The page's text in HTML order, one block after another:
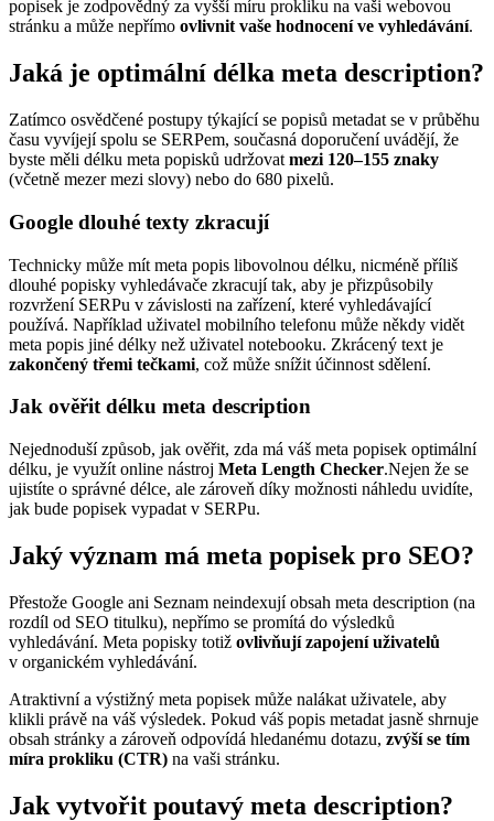
popisek je zodpovědný za vyšší míru prokliku na vaši webovou
stránku a může nepřímo ovlivnit vaše hodnocení ve vyhledávání.
Jaká je optimální délka meta description?
Zatímco osvědčené postupy týkající se popisů metadat se v průběhu
času vyvíjejí spolu se SERPem, současná doporučení uvádějí, že
byste měli délku meta popisků udržovat mezi 120–155 znaky
(včetně mezer mezi slovy) nebo do 680 pixelů.
Google dlouhé texty zkracují
Technicky může mít meta popis libovolnou délku, nicméně příliš
dlouhé popisky vyhledávače zkracují tak, aby je přizpůsobily
rozvržení SERPu v závislosti na zařízení, které vyhledávající
používá. Například uživatel mobilního telefonu může někdy vidět
meta popis jiné délky než uživatel notebooku. Zkrácený text je
zakončený třemi tečkami, což může snížit účinnost sdělení.
Jak ověřit délku meta description
Nejednoduší způsob, jak ověřit, zda má váš meta popisek optimální
délku, je využít online nástroj Meta Length Checker.Nejen že se
ujistíte o správné délce, ale zároveň díky možnosti náhledu uvidíte,
jak bude popisek vypadat v SERPu.
Jaký význam má meta popisek pro SEO?
Přestože Google ani Seznam neindexují obsah meta description (na
rozdíl od SEO titulku), nepřímo se promítá do výsledků
vyhledávání. Meta popisky totiž ovlivňují zapojení uživatelů
v organickém vyhledávání.
Atraktivní a výstižný meta popisek může nalákat uživatele, aby
klikli právě na váš výsledek. Pokud váš popis metadat jasně shrnuje
obsah stránky a zároveň odpovídá hledanému dotazu, zvýší se tím
míra prokliku (CTR) na vaši stránku.
Jak vytvořit poutavý meta description?